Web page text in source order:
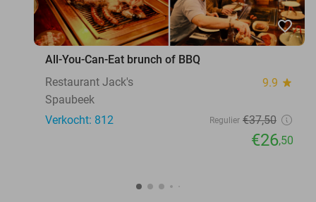
favorite_border
All-You-Can-Eat brunch of BBQ
Restaurant Jack's
9.9 star
Spaubeek
Verkocht: 812
Regulier €37,50
€26,50